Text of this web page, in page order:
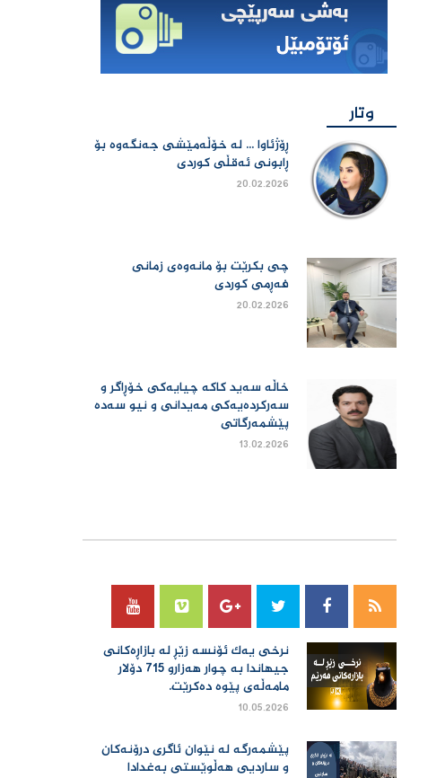
وتار
ڕۆژئاوا ... لە خۆڵەمێشی جەنگەوە بۆ
ڕابونی ئەقڵی کوردی
20.02.2026
چی بكرێت بۆ مانەوەی زمانی
فەڕمی كوردی
20.02.2026
خاڵە سەید کاکە چیایەکی خۆڕاگر و
سەرکردەیەکی مەیدانی و نیو سەدە
پێشمەرگاتی
13.02.2026
نرخی یەك ئۆنسە زێڕ لە بازاڕەكانی
جیهاندا بە چوار هەزارو 715 دۆلار
مامەڵەی پێوە دەكرێت.
10.05.2026
پێشمەرگە لە نێوان ئاگری درۆنەکان
و ساردیی هەڵوێستی بەغدادا